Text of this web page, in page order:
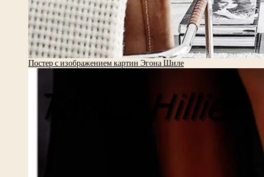
Постер с изображением картин Эгона Шиле